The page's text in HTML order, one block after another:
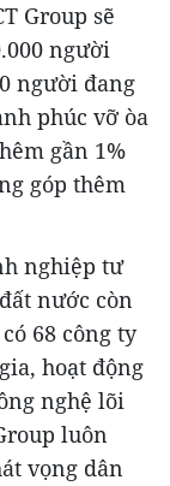
Group sẽ
người
người đang
phúc vỡ òa
gần 1%
góp thêm
nghiệp tư
nước còn
68 công ty
hoạt động
nghệ lõi
luôn
vọng dân